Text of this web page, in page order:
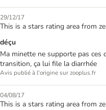
29/12/17
This is a stars rating area from
déçu
Ma minette ne supporte pas ces
transition, ça lui file la diarrhée
Avis publié à l'origine sur zooplus.fr
04/08/17
This is a stars rating area from